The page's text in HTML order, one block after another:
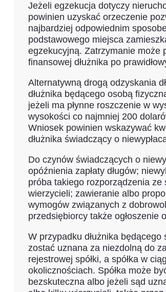
Jeżeli egzekucja dotyczy
powinien uzyskać orzeczenie
najbardziej odpowiednim
podstawowego miejsca
egzekucyjną. Zatrzymanie może
finansowej dłużnika po
Alternatywną drogą odzyskania
dłużnika będącego osobą
jeżeli ma płynne roszczenie w
wysokości co najmniej 200
Wniosek powinien wskazywać
dłużnika świadczący o
Do czynów świadczących o
opóźnienia zapłaty długów;
próba takiego rozporządzenia
wierzycieli; zawieranie albo
wymogów związanych z
przedsiębiorcy także ogłoszenie
W przypadku dłużnika będącego
zostać uznana za niezdolną do
rejestrowej spółki, a spółka w
okolicznościach. Spółka może
bezskuteczna albo jeżeli sąd